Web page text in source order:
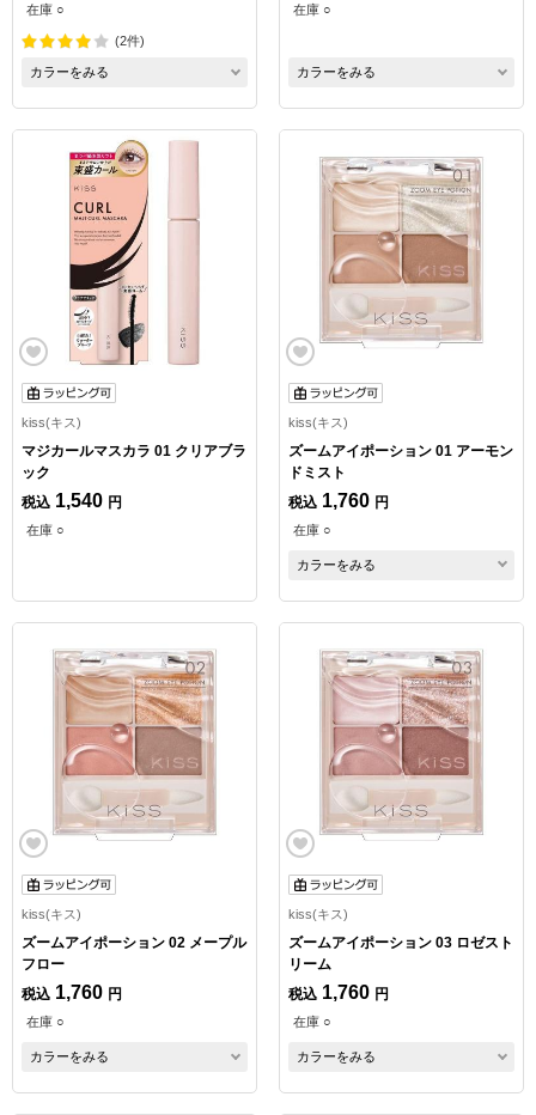
在庫 ○
(2件)
カラーをみる
在庫 ○
カラーをみる
kiss(キス)
マジカールマスカラ 01 クリアブラ
ック
税込 1,540 円
在庫 ○
kiss(キス)
ズームアイポーション 01 アーモン
ドミスト
税込 1,760 円
在庫 ○
カラーをみる
kiss(キス)
ズームアイポーション 02 メープル
フロー
税込 1,760 円
在庫 ○
カラーをみる
kiss(キス)
ズームアイポーション 03 ロゼスト
リーム
税込 1,760 円
在庫 ○
カラーをみる